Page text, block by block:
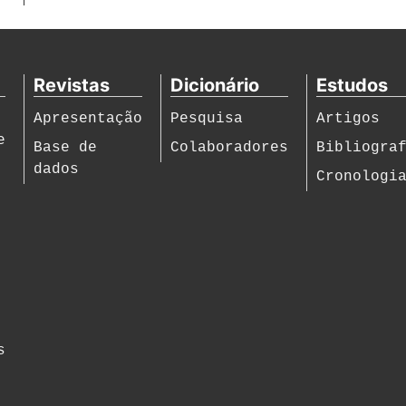
Revistas
Apresentação
Base de
dados
Dicionário
Pesquisa
Colaboradores
Estudos
Artigos